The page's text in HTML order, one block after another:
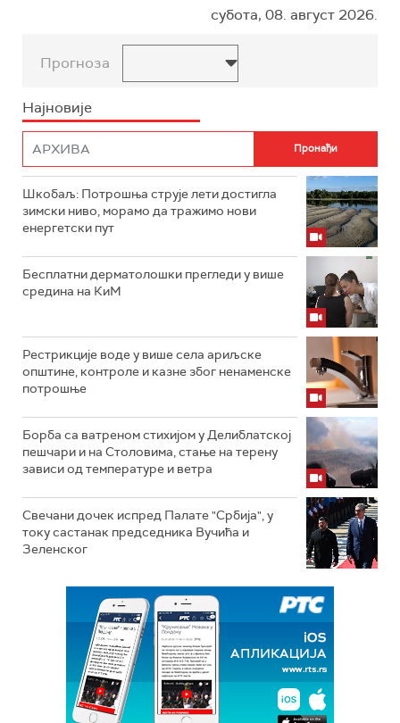
субота, 08. август 2026.
Прогноза
Најновије
Шкобаљ: Потрошња струје лети достигла
зимски ниво, морамо да тражимо нови
енергетски пут
Бесплатни дерматолошки прегледи у више
средина на КиМ
Рестрикције воде у више села ариљске
општине, контроле и казне због ненаменске
потрошње
Борба са ватреном стихијом у Делиблатској
пешчари и на Столовима, стање на терену
зависи од температуре и ветра
Свечани дочек испред Палате "Србија", у
току састанак председника Вучића и
Зеленског